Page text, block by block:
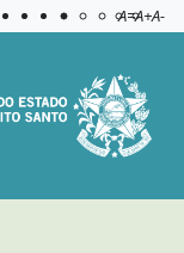
Aplicar
A=A+A-